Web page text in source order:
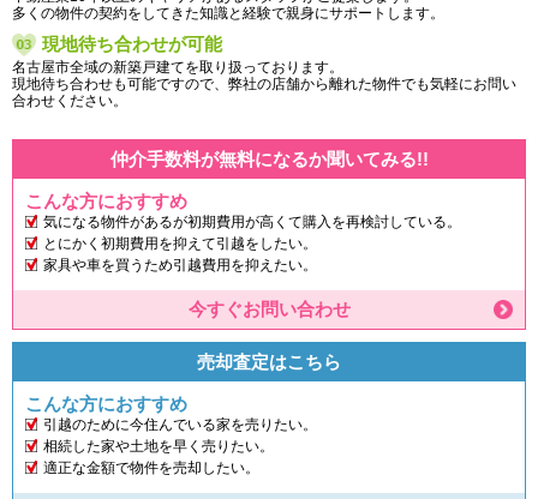
多くの物件の契約をしてきた知識と経験で親身にサポートします。
現地待ち合わせが可能
名古屋市全域の新築戸建てを取り扱っております。
現地待ち合わせも可能ですので、弊社の店舗から離れた物件でも気軽にお問い
合わせください。
仲介手数料が無料になるか聞いてみる!!
こんな方におすすめ
気になる物件があるが初期費用が高くて購入を再検討している。
とにかく初期費用を抑えて引越をしたい。
家具や車を買うため引越費用を抑えたい。
今すぐお問い合わせ
売却査定はこちら
こんな方におすすめ
引越のために今住んでいる家を売りたい。
相続した家や土地を早く売りたい。
適正な金額で物件を売却したい。